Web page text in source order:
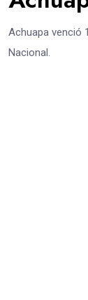
Achuapa venció
Nacional.